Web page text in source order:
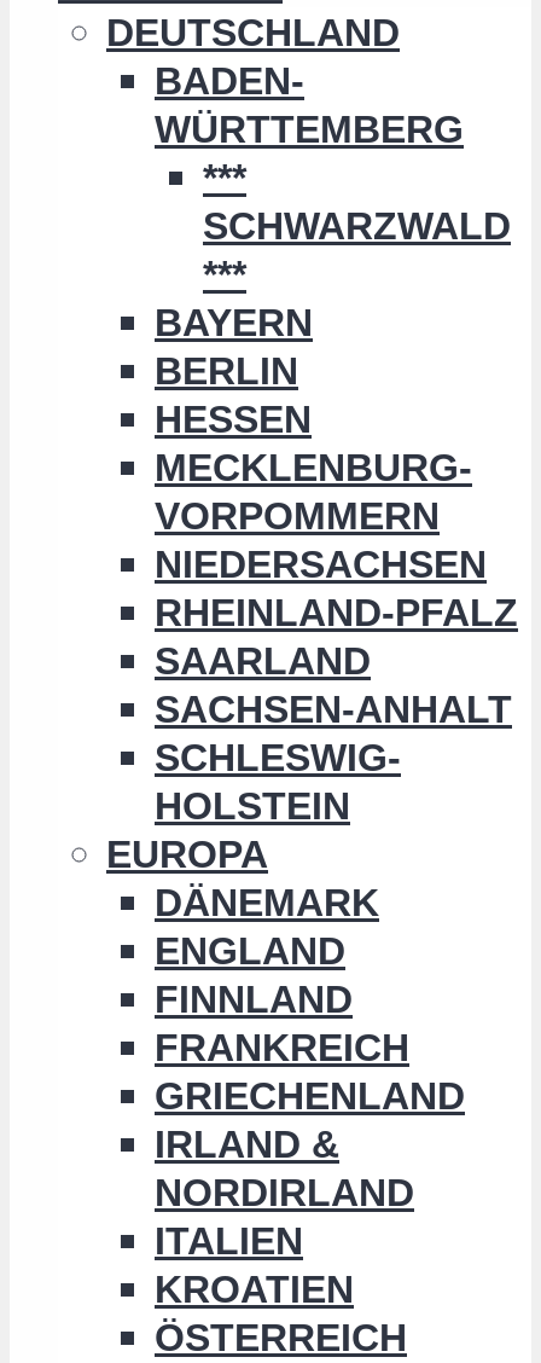
DEUTSCHLAND
BADEN-
WÜRTTEMBERG
***
SCHWARZWALD
***
BAYERN
BERLIN
HESSEN
MECKLENBURG-
VORPOMMERN
NIEDERSACHSEN
RHEINLAND-PFALZ
SAARLAND
SACHSEN-ANHALT
SCHLESWIG-
HOLSTEIN
EUROPA
DÄNEMARK
ENGLAND
FINNLAND
FRANKREICH
GRIECHENLAND
IRLAND &
NORDIRLAND
ITALIEN
KROATIEN
ÖSTERREICH